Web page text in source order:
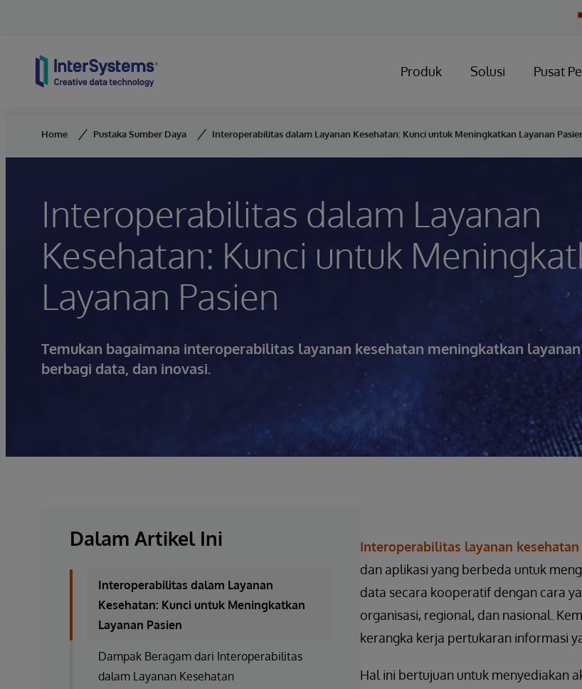
Produk Solusi Pusat
Home Pustaka Sumber Daya Interoperabilitas dalam Layanan Kesehatan: Kunci untuk Meningkatkan Layanan
Interoperabilitas dalam Layanan
Kesehatan: Kunci untuk
Layanan Pasien
Temukan bagaimana interoperabilitas layanan kesehatan meningkatkan
berbagi data, dan inovasi.
Interoperabilitas layanan kesehatan
dan aplikasi yang berbeda untuk
data secara kooperatif dengan cara
organisasi, regional, dan nasional.
kerangka kerja pertukaran informasi
Hal ini bertujuan untuk menyediakan
Dalam Artikel Ini
Interoperabilitas dalam Layanan
Kesehatan: Kunci untuk Meningkatkan
Layanan Pasien
Dampak Beragam dari Interoperabilitas
dalam Layanan Kesehatan